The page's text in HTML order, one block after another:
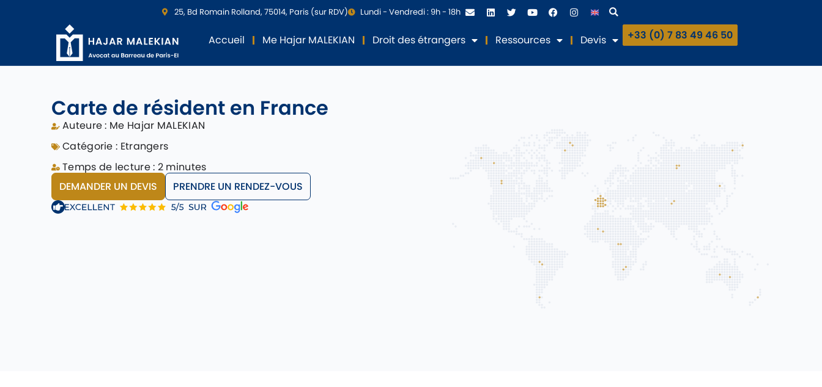
25, Bd Romain Rolland, 75014, Paris (sur RDV) Lundi - Vendredi : 9h - 18h
Accueil Me Hajar MALEKIAN Droit des étrangers Ressources Devis +33 (0) 7 83 49 46 50
Carte de résident en France
Auteure : Me Hajar MALEKIAN
Catégorie : Etrangers
Temps de lecture : 2 minutes
DEMANDER UN DEVIS
PRENDRE UN RENDEZ-VOUS